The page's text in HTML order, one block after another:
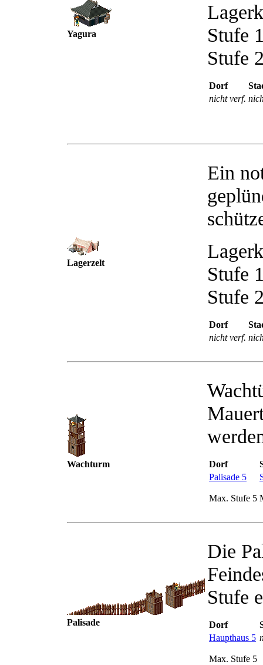
Yagura
Stufe
Stufe
Dorf
nicht verf.
Lagerzelt
Ein
Stufe
Stufe
Dorf
nicht verf.
Wachturm Dorf
Palisade 5
Max. Stufe 5
Palisade
Die
Stufe
Dorf
Haupthaus 5
Max. Stufe 5